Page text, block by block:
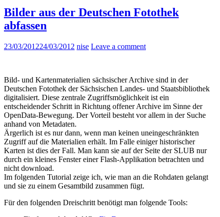
Bilder aus der Deutschen Fotothek
abfassen
23/03/201224/03/2012 nise Leave a comment
Bild- und Kartenmaterialien sächsischer Archive sind in der
Deutschen Fotothek der Sächsischen Landes- und Staatsbibliothek
digitalisiert. Diese zentrale Zugriffsmöglichkeit ist ein
entscheidender Schritt in Richtung offener Archive im Sinne der
OpenData-Bewegung. Der Vorteil besteht vor allem in der Suche
anhand von Metadaten.
Ärgerlich ist es nur dann, wenn man keinen uneingeschränkten
Zugriff auf die Materialien erhält. Im Falle einiger historischer
Karten ist dies der Fall. Man kann sie auf der Seite der SLUB nur
durch ein kleines Fenster einer Flash-Applikation betrachten und
nicht download.
Im folgenden Tutorial zeige ich, wie man an die Rohdaten gelangt
und sie zu einem Gesamtbild zusammen fügt.
Für den folgenden Dreischritt benötigt man folgende Tools: